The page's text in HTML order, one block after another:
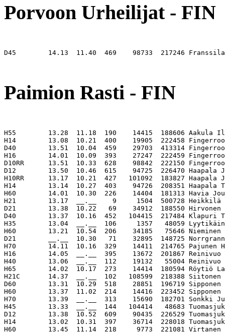
Porvoon Urheilijat - FIN
D45        14.13  11.40  469    98733  217246
Paimion Rasti - FIN
H55        13.28  11.18  190    14415  188606
H14        13.08  10.21  400    19905  222458
D40        13.51  10.04  459    29703  413314
H16        14.01  10.09  393    27247  222459
D10RR      13.51  10.33  628    98842  222150
D12        13.50  10.46  615    94725  226470
H10RR      13.17  10.21  427   101092  183827
H14        13.14  10.27  403    94726  208351
H60        14.01  10.30  226    14404  181313
H21        13.17  __.__    9     1504  500728
D21        13.38  10.22   69    34912  188550
D40        13.37  10.16  452   104415  217484
H35        13.04  __.__  106     1357   48059
H60        13.21  10.54  206    34185   75646
D21        __.__  10.30   71    32895  148725
H70        14.11  10.16  329    14411  214765
H16        14.05  __.__  395    13672  201867
H40        13.06  __.__  112    19132   55004
H65        14.02  10.17  273    14414  180594
H21C       14.37  __.__  102   108599  218388
D60        13.31  10.29  518    28851  196719
H60        13.37  11.02  214    14416  223452
H70        13.39  __.__  313    15690  182701
H45        13.33  __.__  144   104414   48683
D12        13.38  10.52  609    90435  226529
H14        13.02  10.31  397    36714  228018
H60        13.45  11.14  218     9773  221081